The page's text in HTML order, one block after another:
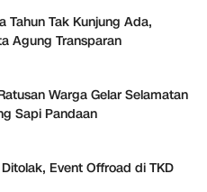
Tahun Tak Kunjung Ada,
Agung Transparan
Warga Gelar Selamatan
Sapi Pandaan
Event Offroad di TKD